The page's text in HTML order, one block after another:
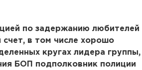
по задержанию любителей
счет, в том числе хорошо
кругах лидера группы,
БОП подполковник полиции